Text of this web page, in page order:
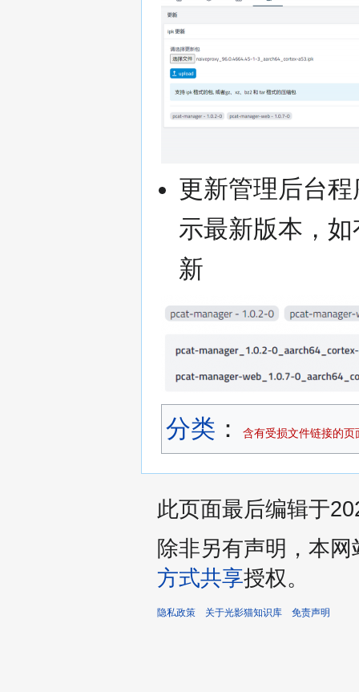
更新管理后台
示最新版本，
新
分类 ：​ 含有受损文件链接的页
此页面最后编辑于
除非另有声明，本
方式共享授权。
隐私政策 关于光影猫知识库 免责声明